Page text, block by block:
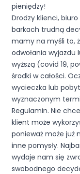
pieniędzy!
Drodzy klienci,
barkach trudną
mamy na myśli to,
odwołania wyjazdu
wyższą (covid 19,
środki w całości.
wycieczka lub
wyznaczonym
Regulamin. Nie
klient może
ponieważ może już
inne pomysły.
wydaje nam się
swobodnego